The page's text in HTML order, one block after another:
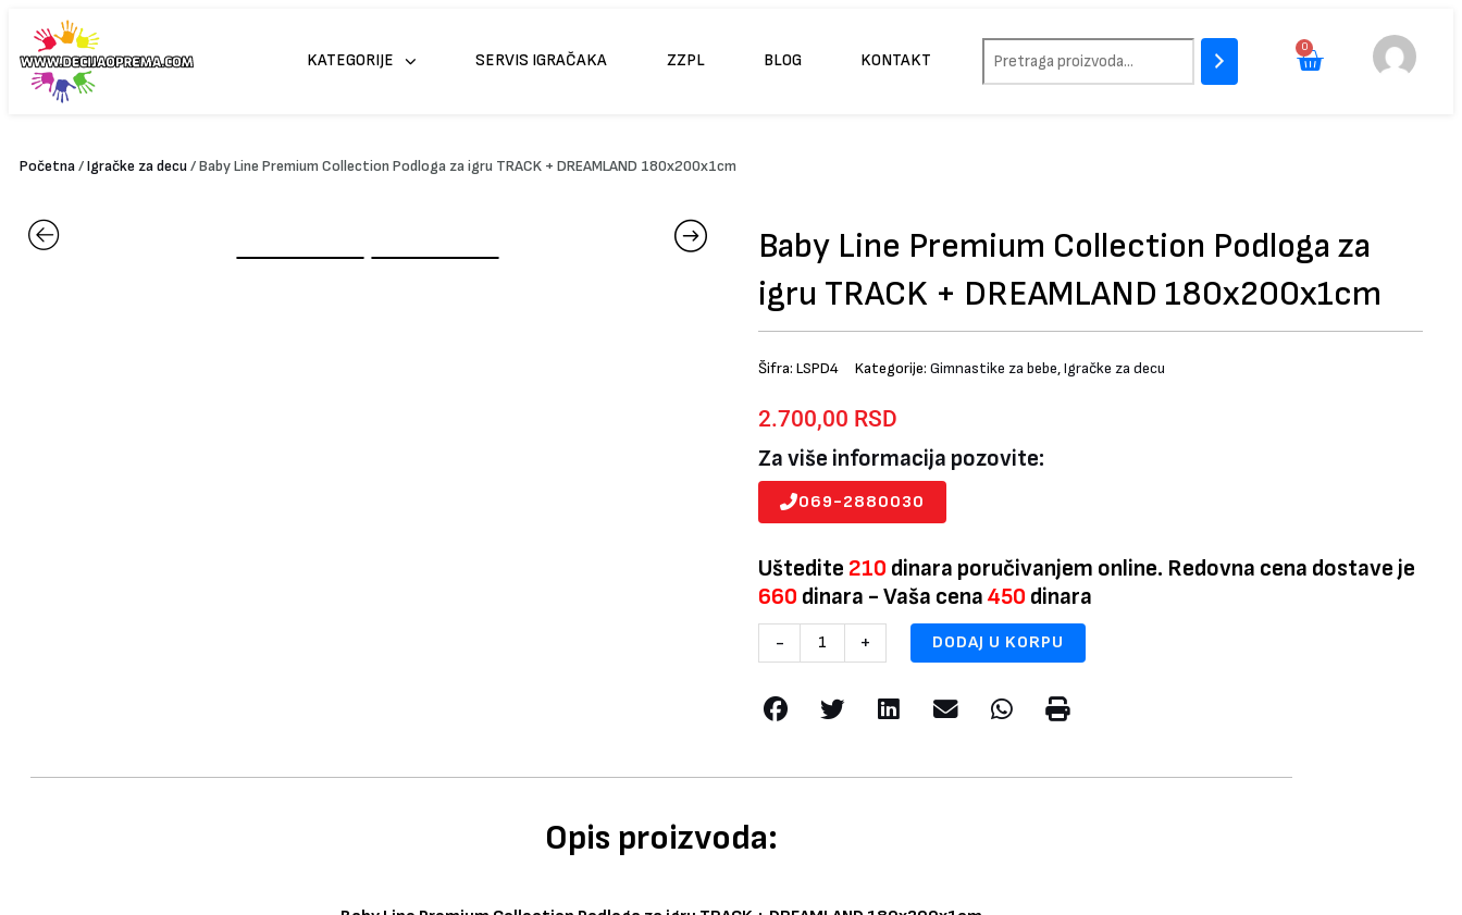
sadržaj
KATEGORIJE SERVIS IGRAČAKA ZZPL BLOG KONTAKT
0
Cart
Početna/Igračke za decu/ Baby Line Premium Collection Podloga za igru TRACK + DREAMLAND 180x200x1cm
Baby Line Premium Collection Podloga za
igru TRACK + DREAMLAND 180x200x1cm
Šifra: LSPD4 Kategorije: Gimnastike za bebe,Igračke za decu
2.700,00 RSD
Za više informacija pozovite:
069-2880030
Uštedite 210 dinara poručivanjem online. Redovna cena dostave je
660 dinara - Vaša cena450 dinara
-
Line
Collection
+
+ DODAJ U KORPU
Opis proizvoda: